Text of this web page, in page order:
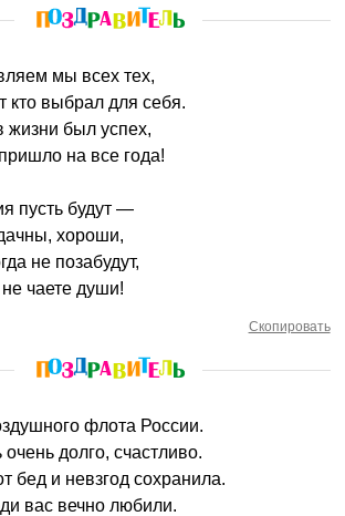
мы всех тех,
выбрал для себя.
был успех,
на все года!
пусть будут —
хороши,
не позабудут,
чаете души!
Скопировать
флота России.
долго, счастливо.
бед и невзгод сохранила.
вас вечно любили.